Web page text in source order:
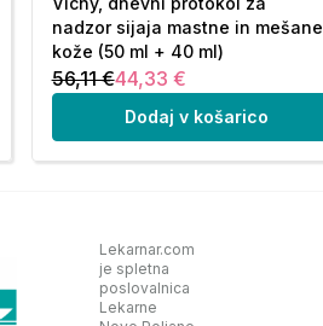
in vlaži površino
nadzor sijaja mastne in mešane
kože (50 ml + 40 ml)
56,11 €44,33 €
Dodaj v košarico
Lekarnar.com
je spletna
poslovalnica
Lekarne